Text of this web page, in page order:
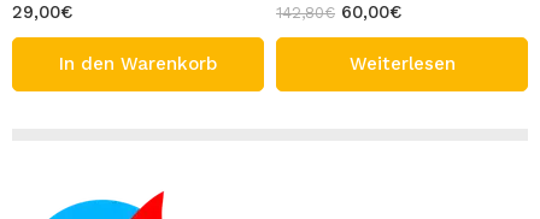
29,00€
In den Warenkorb
142,80€ 60,00€
Weiterlesen